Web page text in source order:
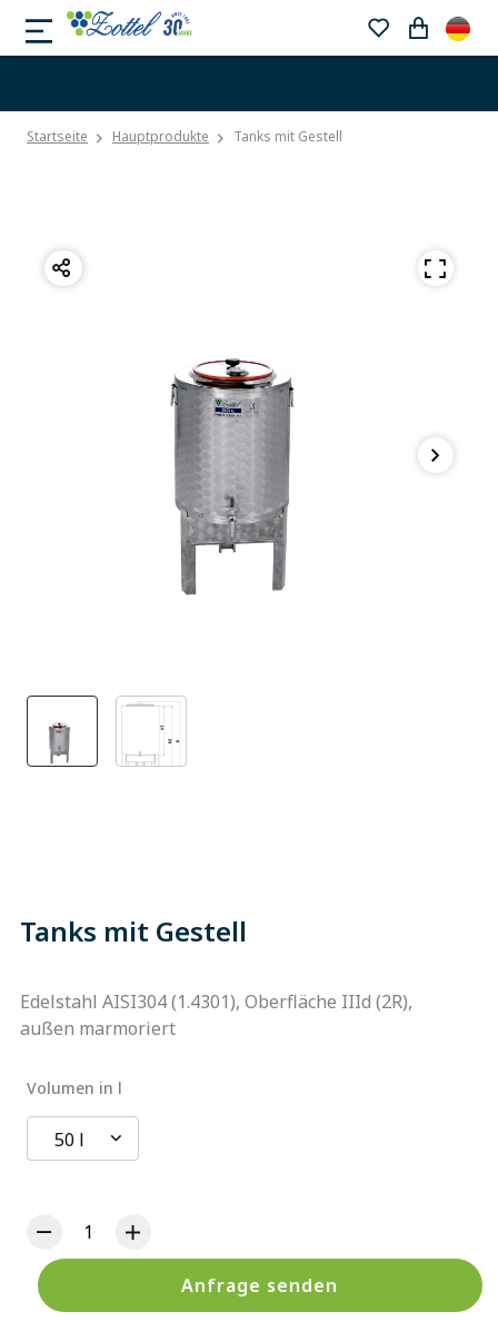
Startseite Hauptprodukte Tanks mit Gestell
Tanks mit Gestell
Edelstahl AISI304 (1.4301), Oberfläche IIId (2R),
außen marmoriert
Volumen in l
50 l
Anfrage senden